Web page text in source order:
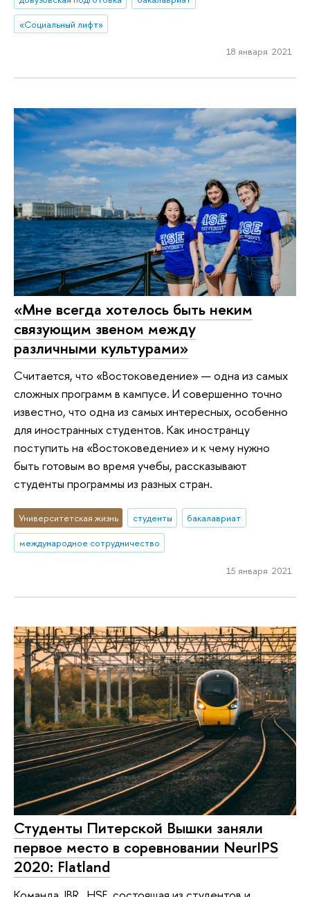
«Социальный лифт»
18 января 2021
«Мне всегда хотелось быть неким
связующим звеном между
различными культурами»
Считается, что «Востоковедение» — одна из самых
сложных программ в кампусе. И совершенно точно
известно, что одна из самых интересных, особенно
для иностранных студентов. Как иностранцу
поступить на «Востоковедение» и к чему нужно
быть готовым во время учебы, рассказывают
студенты программы из разных стран.
Университетская жизнь студенты
бакалавриат
международное сотрудничество
15 января 2021
Студенты Питерской Вышки заняли
первое место в соревновании NeurIPS
2020: Flatland